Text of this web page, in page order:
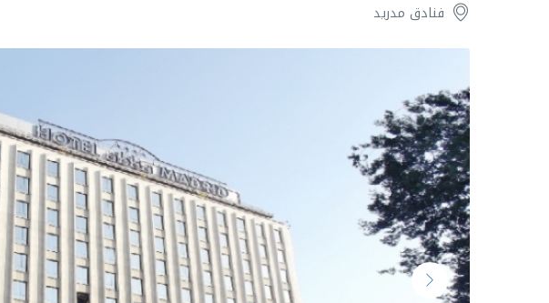
فنادق مدريد